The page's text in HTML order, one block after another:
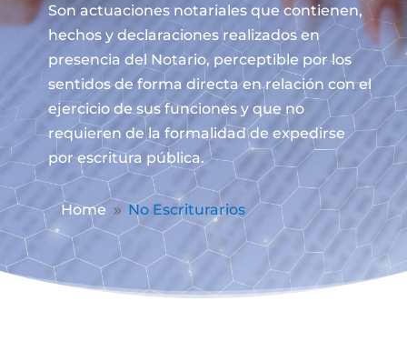
Son actuaciones notariales que contienen,
hechos y declaraciones realizados en
presencia del Notario, perceptible por los
sentidos de forma directa en relación con el
ejercicio de sus funciones y que no
requieren de la formalidad de expedirse
por escritura pública.
Home 9 No Escriturarios